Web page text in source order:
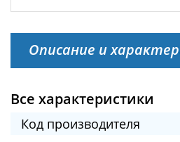
Описание и
Все характеристики
Код производителя